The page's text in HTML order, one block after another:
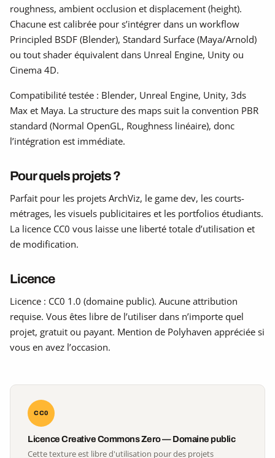
roughness, ambient occlusion et displacement (height).
Chacune est calibrée pour s’intégrer dans un workflow
Principled BSDF (Blender), Standard Surface (Maya/Arnold)
ou tout shader équivalent dans Unreal Engine, Unity ou
Cinema 4D.
Compatibilité testée : Blender, Unreal Engine, Unity, 3ds
Max et Maya. La structure des maps suit la convention PBR
standard (Normal OpenGL, Roughness linéaire), donc
l’intégration est immédiate.
Pour quels projets ?
Parfait pour les projets ArchViz, le game dev, les courts-
métrages, les visuels publicitaires et les portfolios étudiants.
La licence CC0 vous laisse une liberté totale d’utilisation et
de modification.
Licence
Licence : CC0 1.0 (domaine public). Aucune attribution
requise. Vous êtes libre de l’utiliser dans n’importe quel
projet, gratuit ou payant. Mention de Polyhaven appréciée si
vous en avez l’occasion.
CC0
Licence Creative Commons Zero — Domaine public
Cette texture est libre d'utilisation pour des projets